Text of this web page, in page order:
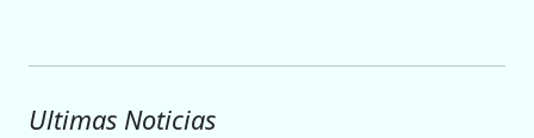
Ultimas Noticias